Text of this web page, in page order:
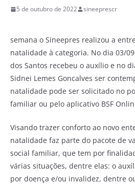
5 de outubro de 2022 sineeprescr
semana o Sineepres realizou a
natalidade à categoria. No dia 03/
dos Santos recebeu o auxílio e no
Sidnei Lemes Goncalves ser
natalidade pode ser solicitado no
familiar ou pelo aplicativo BSF
Visando trazer conforto ao novo
natalidade faz parte do pacote de
social familiar, que tem por
várias situações, dentre elas: o
por doença e/ou invalidez, dentre